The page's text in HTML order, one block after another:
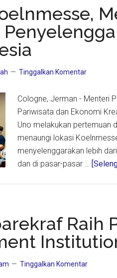
2024,
MotoGP
Mandalika
Berlanjut
2027
Tinggalkan Komentar
Cologne, Jerman - Menteri
Pariwisata dan Ekonomi
Uno melakukan pertemuan
menaungi lokasi
menyelenggarakan lebih
dan di pasar-pasar …
Raih
Tinggalkan Komentar